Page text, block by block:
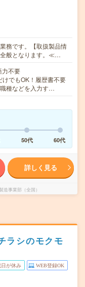
務です。【取扱製品情
全般となります。≪…
力不要
でもOK！履歴書不要
種などを入力す…
50代 60代
詳しく見る
事業部（全国）
ラシのモクモ
日が休み WEB登録OK